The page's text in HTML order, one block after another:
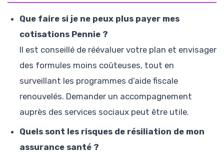
Que faire si je ne peux plus payer mes
cotisations Pennie ?
Il est conseillé de réévaluer votre plan et envisager
des formules moins coûteuses, tout en
surveillant les programmes d’aide fiscale
renouvelés. Demander un accompagnement
auprès des services sociaux peut être utile.
Quels sont les risques de résiliation de mon
assurance santé ?